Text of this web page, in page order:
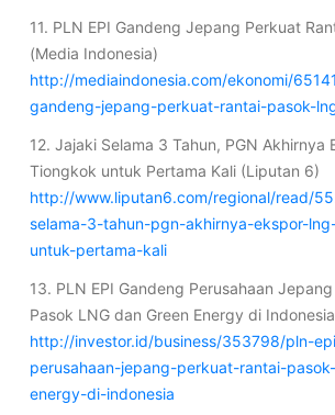
11. PLN EPI Gandeng Jepang Perkuat
(Media Indonesia)
http://mediaindonesia.com/ekonomi/
gandeng-jepang-perkuat-rantai-pasok-
12. Jajaki Selama 3 Tahun, PGN Akhirnya
Tiongkok untuk Pertama Kali (Liputan 6)
http://www.liputan6.com/regional/read/
selama-3-tahun-pgn-akhirnya-ekspor-
untuk-pertama-kali
13. PLN EPI Gandeng Perusahaan
Pasok LNG dan Green Energy di
http://investor.id/business/353798/pln-
perusahaan-jepang-perkuat-rantai-
energy-di-indonesia